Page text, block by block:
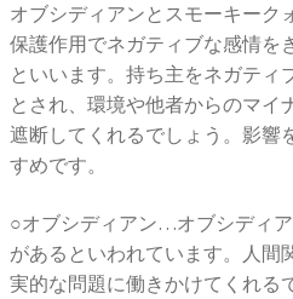
オブシディアンとスモーキーク
保護作用でネガティブな感情を
といいます。持ち主をネガティ
とされ、環境や他者からのマイ
遮断してくれるでしょう。影響
すめです。
○オブシディアン…オブシディ
があるといわれています。人間
実的な問題に働きかけてくれる